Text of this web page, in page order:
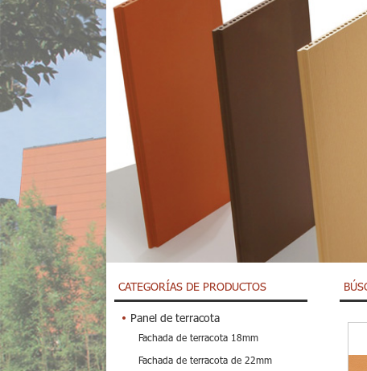
CATEGORÍAS DE PRODUCTOS
Panel de terracota
Fachada de terracota 18mm
Fachada de terracota de 22mm